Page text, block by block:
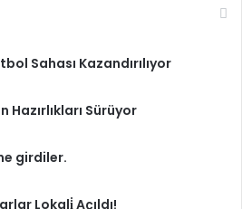
Sahası Kazandırılıyor
Hazırlıkları Sürüyor
girdiler.
Lokali̇ Açıldı!